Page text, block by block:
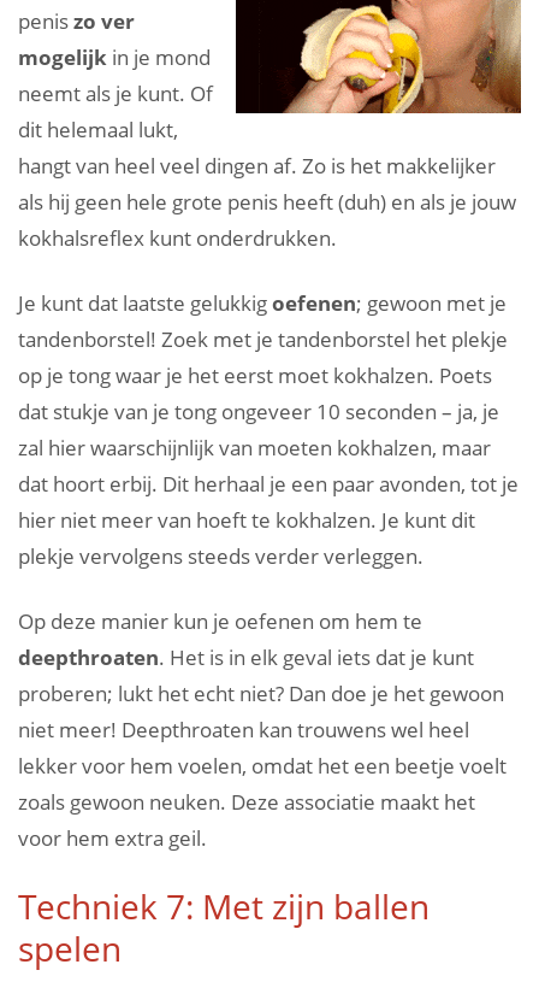
peniszo ver
mogelijk in je mond
neemt als je kunt. Of
dit helemaal lukt,
hangt van heel veel dingen af. Zo is het makkelijker
als hij geen hele grote penis heeft (duh) en als je jouw
kokhalsreflex kunt onderdrukken.
Je kunt dat laatste gelukkigoefenen; gewoon met je
tandenborstel! Zoek met je tandenborstel het plekje
op je tong waar je het eerst moet kokhalzen. Poets
dat stukje van je tong ongeveer 10 seconden – ja, je
zal hier waarschijnlijk van moeten kokhalzen, maar
dat hoort erbij. Dit herhaal je een paar avonden, tot je
hier niet meer van hoeft te kokhalzen. Je kunt dit
plekje vervolgens steeds verder verleggen.
Op deze manier kun je oefenen om hem te
deepthroaten. Het is in elk geval iets dat je kunt
proberen; lukt het echt niet? Dan doe je het gewoon
niet meer! Deepthroaten kan trouwens wel heel
lekker voor hem voelen, omdat het een beetje voelt
zoals gewoon neuken. Deze associatie maakt het
voor hem extra geil.
Techniek 7: Met zijn ballen
spelen